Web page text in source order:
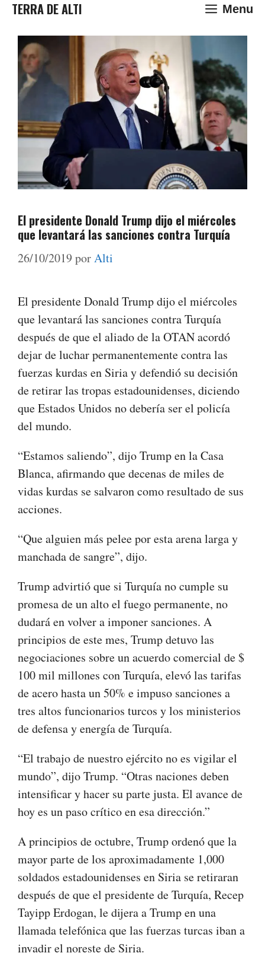
Saltar
contenido
TERRA DE ALTI Menu
El presidente Donald Trump dijo el miércoles
que levantará las sanciones contra Turquía
26/10/2019 porAlti
El presidente Donald Trump dijo el miércoles
que levantará las sanciones contra Turquía
después de que el aliado de la OTAN acordó
dejar de luchar permanentemente contra las
fuerzas kurdas en Siria y defendió su decisión
de retirar las tropas estadounidenses, diciendo
que Estados Unidos no debería ser el policía
del mundo.
“Estamos saliendo”, dijo Trump en la Casa
Blanca, afirmando que decenas de miles de
vidas kurdas se salvaron como resultado de sus
acciones.
“Que alguien más pelee por esta arena larga y
manchada de sangre”, dijo.
Trump advirtió que si Turquía no cumple su
promesa de un alto el fuego permanente, no
dudará en volver a imponer sanciones. A
principios de este mes, Trump detuvo las
negociaciones sobre un acuerdo comercial de $
100 mil millones con Turquía, elevó las tarifas
de acero hasta un 50% e impuso sanciones a
tres altos funcionarios turcos y los ministerios
de defensa y energía de Turquía.
“El trabajo de nuestro ejército no es vigilar el
mundo”, dijo Trump. “Otras naciones deben
intensificar y hacer su parte justa. El avance de
hoy es un paso crítico en esa dirección.”
A principios de octubre, Trump ordenó que la
mayor parte de los aproximadamente 1,000
soldados estadounidenses en Siria se retiraran
después de que el presidente de Turquía, Recep
Tayipp Erdogan, le dijera a Trump en una
llamada telefónica que las fuerzas turcas iban a
invadir el noreste de Siria.